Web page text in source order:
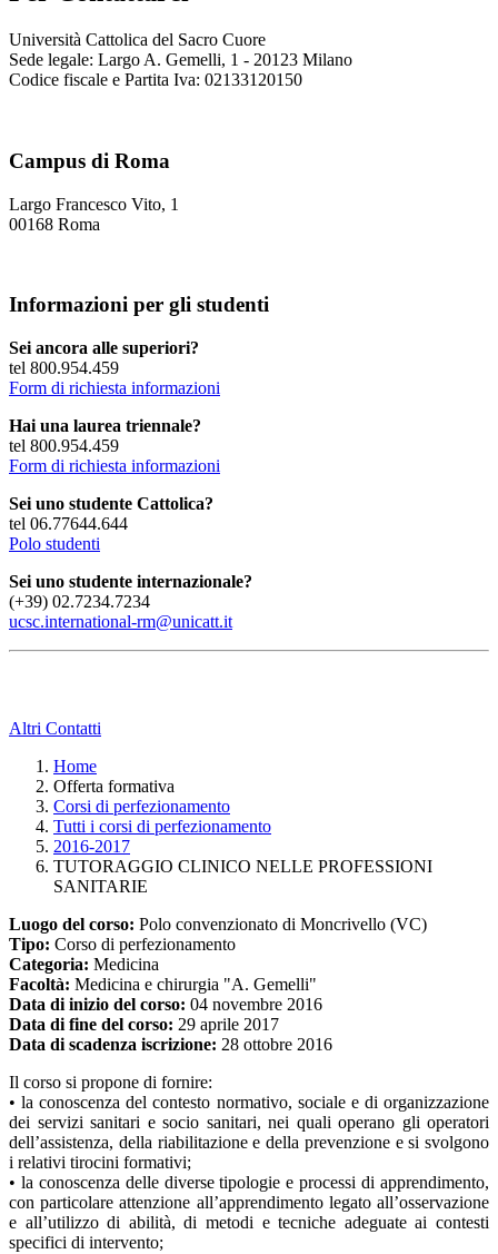
Università Cattolica del Sacro Cuore
Sede legale: Largo A. Gemelli, 1 - 20123 Milano
Codice fiscale e Partita Iva: 02133120150
Campus di Roma
Largo Francesco Vito, 1
00168 Roma
Informazioni per gli studenti
Sei ancora alle superiori?
tel 800.954.459
Form di richiesta informazioni
Hai una laurea triennale?
tel 800.954.459
Form di richiesta informazioni
Sei uno studente Cattolica?
tel 06.77644.644
Polo studenti
Sei uno studente internazionale?
(+39) 02.7234.7234
ucsc.international-rm@unicatt.it
Altri Contatti
Home
Offerta formativa
Corsi di perfezionamento
Tutti i corsi di perfezionamento
2016-2017
TUTORAGGIO CLINICO NELLE PROFESSIONI
SANITARIE
Luogo del corso: Polo convenzionato di Moncrivello (VC)
Tipo: Corso di perfezionamento
Categoria: Medicina
Facoltà: Medicina e chirurgia "A. Gemelli"
Data di inizio del corso: 04 novembre 2016
Data di fine del corso: 29 aprile 2017
Data di scadenza iscrizione: 28 ottobre 2016
Il corso si propone di fornire:
• la conoscenza del contesto normativo, sociale e di organizzazione
dei servizi sanitari e socio sanitari, nei quali operano gli operatori
dell’assistenza, della riabilitazione e della prevenzione e si svolgono
i relativi tirocini formativi;
• la conoscenza delle diverse tipologie e processi di apprendimento,
con particolare attenzione all’apprendimento legato all’osservazione
e all’utilizzo di abilità, di metodi e tecniche adeguate ai contesti
specifici di intervento;